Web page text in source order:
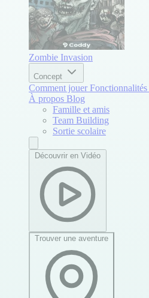
Zombie Invasion
Concept
Comment jouer Fonctionnalités
À propos Blog
Famille et amis
Team Building
Sortie scolaire
Découvrir en Vidéo
Trouver une aventure